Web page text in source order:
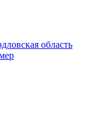
область